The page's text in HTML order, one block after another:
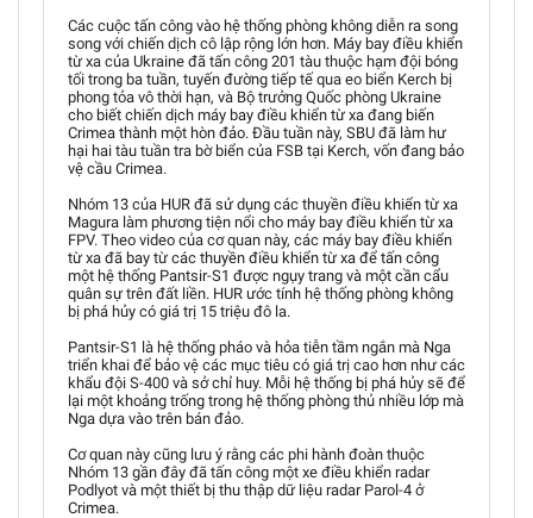
Các cuộc tấn công vào hệ thống phòng không diễn ra song
song với chiến dịch cô lập rộng lớn hơn. Máy bay điều khiển
từ xa của Ukraine đã tấn công 201 tàu thuộc hạm đội bóng
tối trong ba tuần, tuyến đường tiếp tế qua eo biển Kerch bị
phong tỏa vô thời hạn, và Bộ trưởng Quốc phòng Ukraine
cho biết chiến dịch máy bay điều khiển từ xa đang biến
Crimea thành một hòn đảo. Đầu tuần này, SBU đã làm hư
hại hai tàu tuần tra bờ biển của FSB tại Kerch, vốn đang bảo
vệ cầu Crimea.
Nhóm 13 của HUR đã sử dụng các thuyền điều khiển từ xa
Magura làm phương tiện nổi cho máy bay điều khiển từ xa
FPV. Theo video của cơ quan này, các máy bay điều khiển
từ xa đã bay từ các thuyền điều khiển từ xa để tấn công
một hệ thống Pantsir-S1 được ngụy trang và một cần cẩu
quân sự trên đất liền. HUR ước tính hệ thống phòng không
bị phá hủy có giá trị 15 triệu đô la.
Pantsir-S1 là hệ thống pháo và hỏa tiễn tầm ngắn mà Nga
triển khai để bảo vệ các mục tiêu có giá trị cao hơn như các
khẩu đội S-400 và sở chỉ huy. Mỗi hệ thống bị phá hủy sẽ để
lại một khoảng trống trong hệ thống phòng thủ nhiều lớp mà
Nga dựa vào trên bán đảo.
Cơ quan này cũng lưu ý rằng các phi hành đoàn thuộc
Nhóm 13 gần đây đã tấn công một xe điều khiển radar
Podlyot và một thiết bị thu thập dữ liệu radar Parol-4 ở
Crimea.